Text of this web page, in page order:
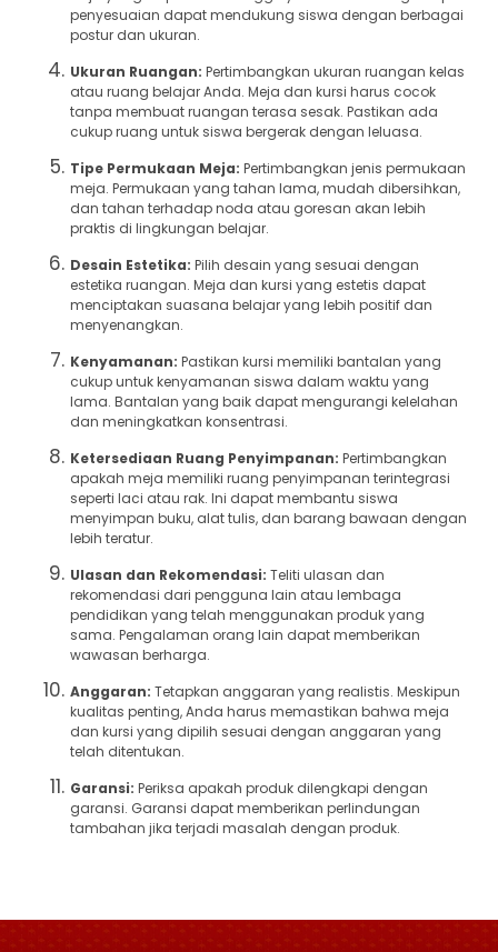
penyesuaian dapat mendukung siswa dengan berbagai
postur dan ukuran.
Ukuran Ruangan: Pertimbangkan ukuran ruangan kelas
atau ruang belajar Anda. Meja dan kursi harus cocok
tanpa membuat ruangan terasa sesak. Pastikan ada
cukup ruang untuk siswa bergerak dengan leluasa.
Tipe Permukaan Meja: Pertimbangkan jenis permukaan
meja. Permukaan yang tahan lama, mudah dibersihkan,
dan tahan terhadap noda atau goresan akan lebih
praktis di lingkungan belajar.
Desain Estetika: Pilih desain yang sesuai dengan
estetika ruangan. Meja dan kursi yang estetis dapat
menciptakan suasana belajar yang lebih positif dan
menyenangkan.
Kenyamanan: Pastikan kursi memiliki bantalan yang
cukup untuk kenyamanan siswa dalam waktu yang
lama. Bantalan yang baik dapat mengurangi kelelahan
dan meningkatkan konsentrasi.
Ketersediaan Ruang Penyimpanan: Pertimbangkan
apakah meja memiliki ruang penyimpanan terintegrasi
seperti laci atau rak. Ini dapat membantu siswa
menyimpan buku, alat tulis, dan barang bawaan dengan
lebih teratur.
Ulasan dan Rekomendasi: Teliti ulasan dan
rekomendasi dari pengguna lain atau lembaga
pendidikan yang telah menggunakan produk yang
sama. Pengalaman orang lain dapat memberikan
wawasan berharga.
Anggaran: Tetapkan anggaran yang realistis. Meskipun
kualitas penting, Anda harus memastikan bahwa meja
dan kursi yang dipilih sesuai dengan anggaran yang
telah ditentukan.
Garansi: Periksa apakah produk dilengkapi dengan
garansi. Garansi dapat memberikan perlindungan
tambahan jika terjadi masalah dengan produk.